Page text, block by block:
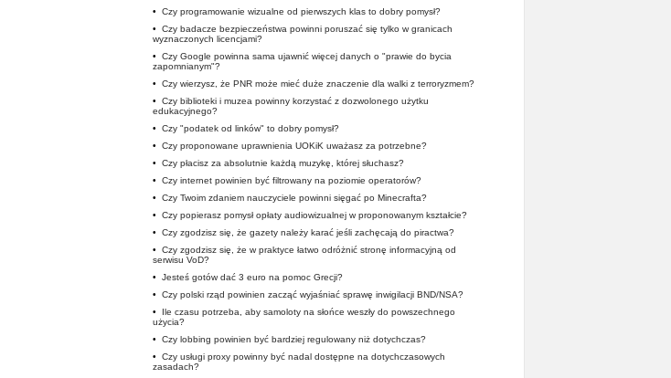
• Czy programowanie wizualne od pierwszych klas to dobry pomysł?
• Czy badacze bezpieczeństwa powinni poruszać się tylko w granicach
wyznaczonych licencjami?
• Czy Google powinna sama ujawnić więcej danych o "prawie do bycia
zapomnianym"?
• Czy wierzysz, że PNR może mieć duże znaczenie dla walki z terroryzmem?
• Czy biblioteki i muzea powinny korzystać z dozwolonego użytku
edukacyjnego?
• Czy "podatek od linków" to dobry pomysł?
• Czy proponowane uprawnienia UOKiK uważasz za potrzebne?
• Czy płacisz za absolutnie każdą muzykę, której słuchasz?
• Czy internet powinien być filtrowany na poziomie operatorów?
• Czy Twoim zdaniem nauczyciele powinni sięgać po Minecrafta?
• Czy popierasz pomysł opłaty audiowizualnej w proponowanym kształcie?
• Czy zgodzisz się, że gazety należy karać jeśli zachęcają do piractwa?
• Czy zgodzisz się, że w praktyce łatwo odróżnić stronę informacyjną od
serwisu VoD?
• Jesteś gotów dać 3 euro na pomoc Grecji?
• Czy polski rząd powinien zacząć wyjaśniać sprawę inwigilacji BND/NSA?
•
Ile czasu potrzeba, aby samoloty na słońce weszły do powszechnego
użycia?
• Czy lobbing powinien być bardziej regulowany niż dotychczas?
• Czy usługi proxy powinny być nadal dostępne na dotychczasowych
zasadach?